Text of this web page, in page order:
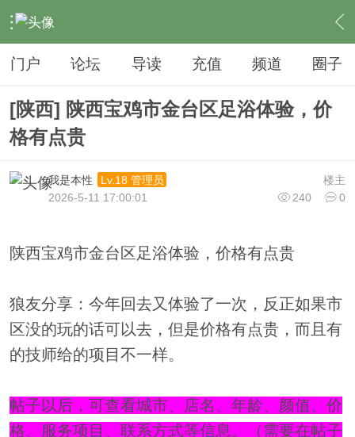
› 夜生活 › 足疗 › 内容
门户 论坛 导读 充值 频道 圈子
[陕西] 陕西宝鸡市金台区足浴体验，价
格有点贵
楼主
我是本性
Lv.18 管理员
240
0
2026-5-11 17:00:01
陕西宝鸡市金台区足浴体验，价格有点贵
狼友分享：今年回去又体验了一次，反正如果市
区没的玩的话可以去，但是价格有点贵，而且有
的技师给的项目不一样。
帖子以后，可查看城市、店名、年龄、颜值、价
格、服务项目、联系方式等信息。（需要在帖子